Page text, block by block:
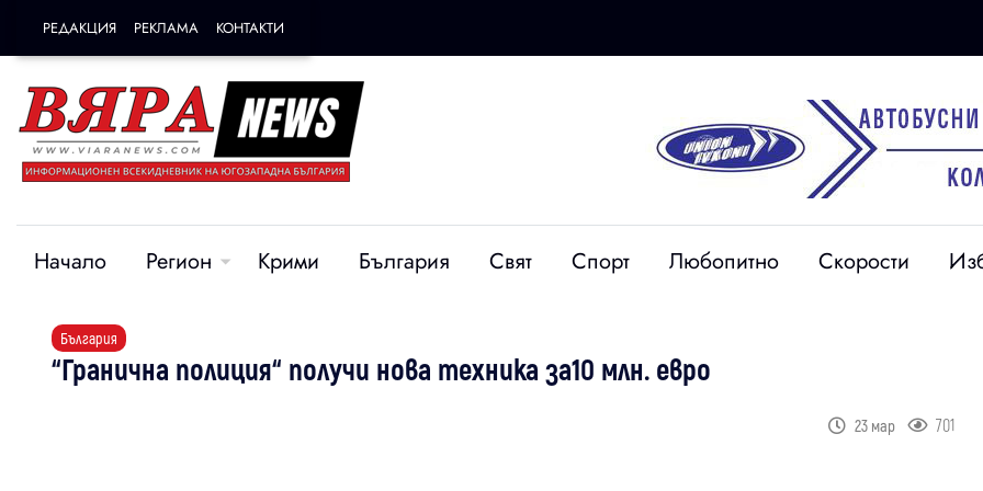
РЕДАКЦИЯ РЕКЛАМА КОНТАКТИ
Начало Регион Крими България Свят Спорт Любопитно Скорости
България
“Гранична полиция“ получи нова техника за10 млн. евро
23 мар 701